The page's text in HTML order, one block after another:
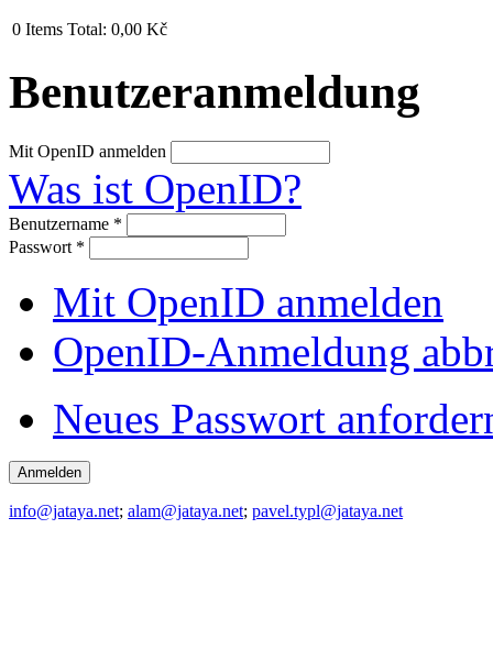
0 Items Total: 0,00 Kč
Benutzeranmeldung
Mit OpenID anmelden
Was ist OpenID?
Benutzername *
Passwort *
Mit OpenID anmelden
OpenID-Anmeldung
Neues Passwort
info@jataya.net; alam@jataya.net; pavel.typl@jataya.net